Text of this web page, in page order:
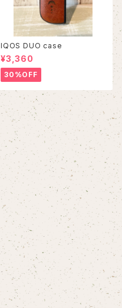
IQOS DUO case
¥3,360
30%OFF